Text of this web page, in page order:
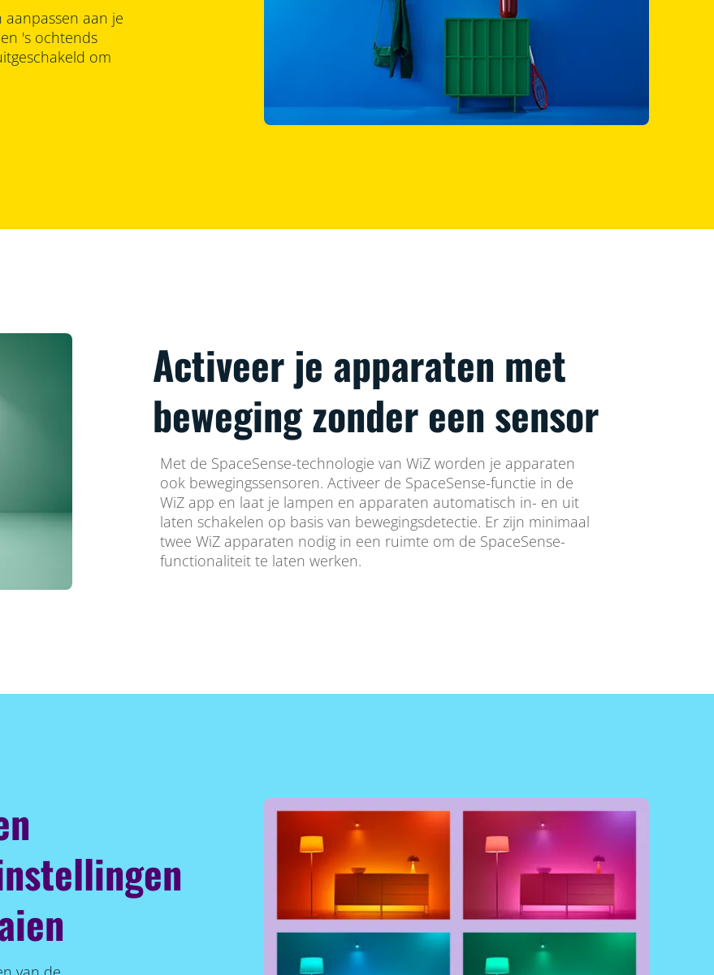
aan je
's ochtends
om
Activeer je apparaten met
beweging zonder een sensor
Met de SpaceSense-technologie van WiZ worden je apparaten
ook bewegingssensoren. Activeer de SpaceSense-functie in de
WiZ app en laat je lampen en apparaten automatisch in- en uit
laten schakelen op basis van bewegingsdetectie. Er zijn minimaal
twee WiZ apparaten nodig in een ruimte om de SpaceSense-
functionaliteit te laten werken.